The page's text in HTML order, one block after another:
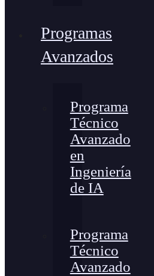
Programas
Avanzados
Programa
Técnico
Avanzado
en
Ingeniería
de IA
Programa
Técnico
Avanzado